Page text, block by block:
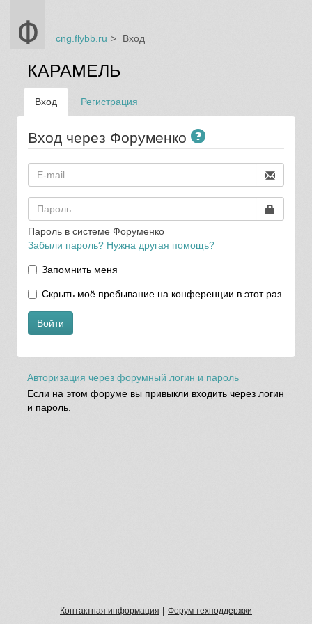
cng.flybb.ru Вход
КАРАМЕЛЬ
Вход Регистрация
Вход через Форуменко
Пароль в системе Форуменко
Забыли пароль? Нужна другая помощь?
Запомнить меня
Скрыть моё пребывание на конференции в этот раз
Войти
Авторизация через форумный логин и пароль
Если на этом форуме вы привыкли входить через логин
и пароль.
Контактная информация | Форум техподдержки